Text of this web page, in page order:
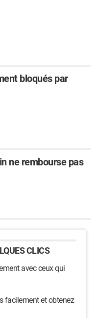
bloqués par
ne rembourse pas
CLICS
avec ceux qui
facilement et obtenez